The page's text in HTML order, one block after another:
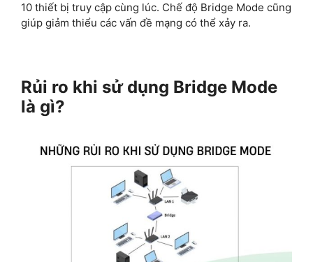
10 thiết bị truy cập cùng lúc. Chế độ Bridge Mode cũng
giúp giảm thiểu các vấn đề mạng có thể xảy ra.
Rủi ro khi sử dụng Bridge Mode
là gì?